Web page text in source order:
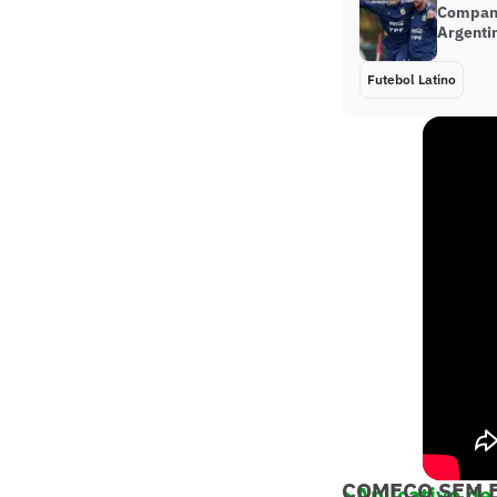
Futebol Latino
COMEÇO SEM